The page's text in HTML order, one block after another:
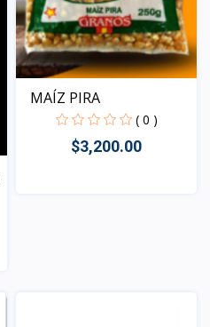
MAÍZ PIRA
( 0 )
$3,200.00